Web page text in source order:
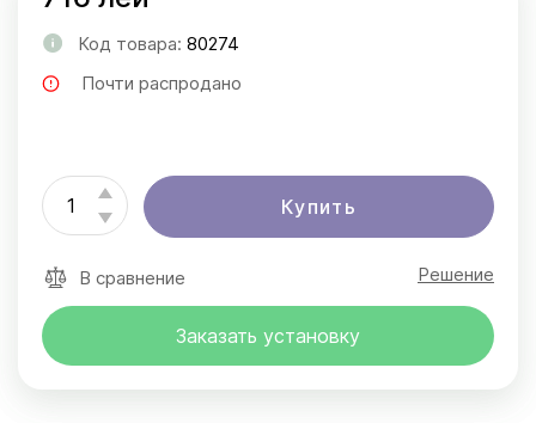
Код товара: 80274
Почти распродано
Купить
В сравнение Решение
Заказать установку